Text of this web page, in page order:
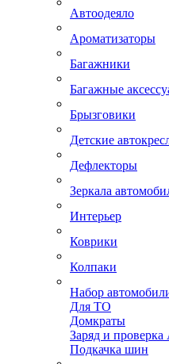
Автоодеяло
Ароматизаторы
Багажники
Багажные
Брызговики
Детские
Дефлекторы
Зеркала
Интерьер
Коврики
Колпаки
Набор
Для ТО
Домкраты
Заряд и
Подкачка шин